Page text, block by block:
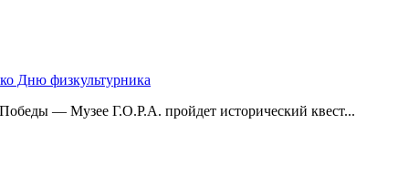
Дню физкультурника
— Музее Г.О.Р.А. пройдет исторический квест...